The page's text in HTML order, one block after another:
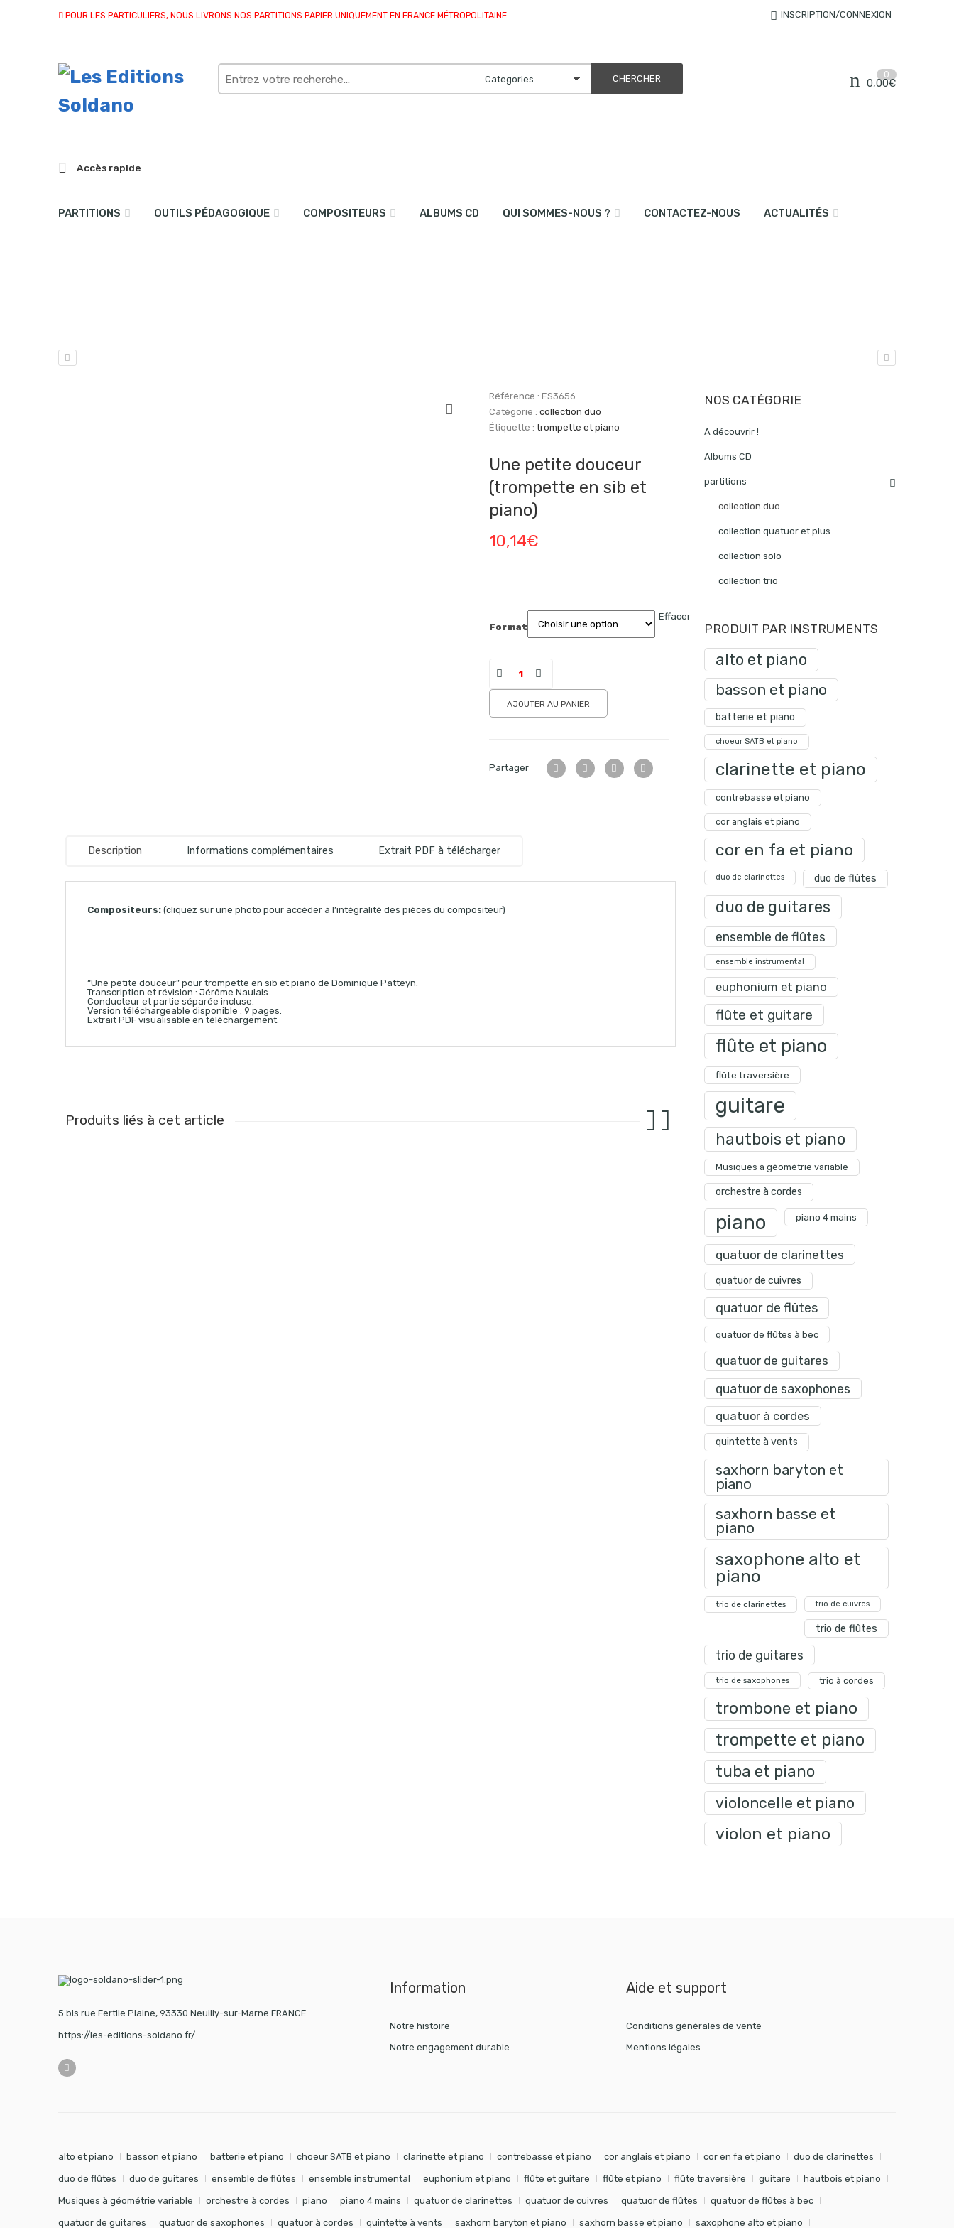
POUR LES PARTICULIERS, NOUS LIVRONS NOS PARTITIONS PAPIER UNIQUEMENT EN FRANCE MÉTROPOLITAINE. INSCRIPTION/CONNEXION
Search
here
0
0,00€
Accès rapide
PARTITIONS OUTILS PÉDAGOGIQUE COMPOSITEURS ALBUMS CD QUI SOMMES-NOUS ? CONTACTEZ-NOUS ACTUALITÉS
Référence : ES3656
Catégorie : collection duo
Étiquette : trompette et piano
Une petite douceur
(trompette en sib et
piano)
10,14€
Format
Effacer
AJOUTER AU PANIER
Partager
Description Informations complémentaires Extrait PDF à télécharger
Compositeurs: (cliquez sur une photo pour accéder à l’intégralité des pièces du compositeur)
“Une petite douceur” pour trompette en sib et piano de Dominique Patteyn.
Transcription et révision : Jérôme Naulais.
Conducteur et partie séparée incluse.
Version téléchargeable disponible : 9 pages.
Extrait PDF visualisable en téléchargement.
Produits liés à cet article
NOS CATÉGORIE
A découvrir !
Albums CD
partitions
collection duo
collection quatuor et plus
collection solo
collection trio
PRODUIT PAR INSTRUMENTS
alto et piano
basson et piano
batterie et piano
choeur SATB et piano
clarinette et piano
contrebasse et piano
cor anglais et piano
cor en fa et piano
duo de clarinettes duo de flûtes
duo de guitares
ensemble de flûtes
ensemble instrumental
euphonium et piano
flûte et guitare
flûte et piano
flûte traversière
guitare
hautbois et piano
Musiques à géométrie variable
orchestre à cordes
piano piano 4 mains
quatuor de clarinettes
quatuor de cuivres
quatuor de flûtes
quatuor de flûtes à bec
quatuor de guitares
quatuor de saxophones
quatuor à cordes
quintette à vents
saxhorn baryton et
piano
saxhorn basse et
piano
saxophone alto et
piano
trio de clarinettes trio de cuivres
trio de flûtes
trio de guitares
trio de saxophones trio à cordes
trombone et piano
trompette et piano
tuba et piano
violoncelle et piano
violon et piano
5 bis rue Fertile Plaine, 93330 Neuilly-sur-Marne FRANCE
https://les-editions-soldano.fr/
Information
Notre histoire
Notre engagement durable
Aide et support
Conditions générales de vente
Mentions légales
alto et piano basson et piano batterie et piano choeur SATB et piano clarinette et piano contrebasse et piano cor anglais et piano cor en fa et piano duo de clarinettes
duo de flûtes duo de guitares ensemble de flûtes ensemble instrumental euphonium et piano flûte et guitare flûte et piano flûte traversière guitare hautbois et piano
Musiques à géométrie variable orchestre à cordes piano piano 4 mains quatuor de clarinettes quatuor de cuivres quatuor de flûtes quatuor de flûtes à bec
quatuor de guitares quatuor de saxophones quatuor à cordes quintette à vents saxhorn baryton et piano saxhorn basse et piano saxophone alto et piano